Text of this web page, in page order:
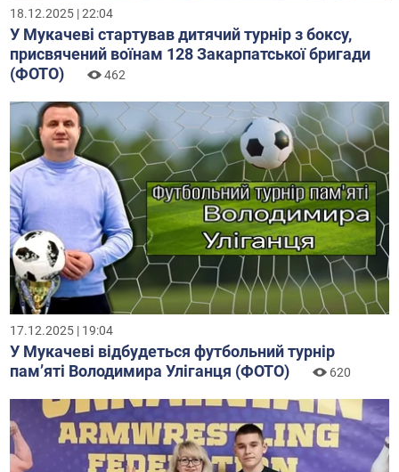
18.12.2025 | 22:04
У Мукачеві стартував дитячий турнір з боксу,
присвячений воїнам 128 Закарпатської бригади
(ФОТО)
462
17.12.2025 | 19:04
У Мукачеві відбудеться футбольний турнір
пам’яті Володимира Уліганця (ФОТО)
620